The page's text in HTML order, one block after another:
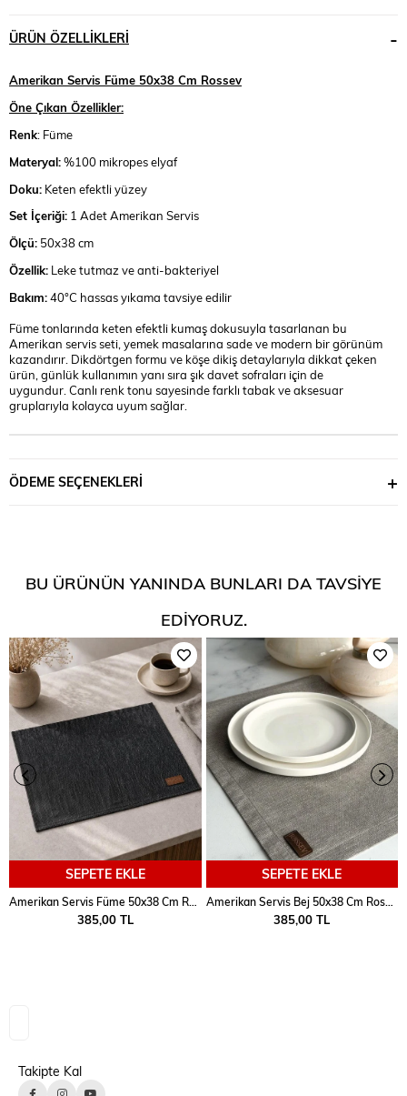
ÜRÜN ÖZELLIKLERI
Amerikan Servis Füme 50x38 Cm Rossev
Öne Çıkan Özellikler:
Renk: Füme
Materyal:%100 mikropes elyaf
Doku: Keten efektli yüzey
Set İçeriği: 1 Adet Amerikan Servis
Ölçü: 50x38 cm
Özellik: Leke tutmaz ve anti-bakteriyel
Bakım:40°C hassas yıkama tavsiye edilir
Füme tonlarında keten efektli kumaş dokusuyla tasarlanan bu
Amerikan servis seti, yemek masalarına sade ve modern bir görünüm
kazandırır. Dikdörtgen formu ve köşe dikiş detaylarıyla dikkat çeken
ürün, günlük kullanımın yanı sıra şık davet sofraları için de
uygundur. Canlı renk tonu sayesinde farklı tabak ve aksesuar
gruplarıyla kolayca uyum sağlar.
ÖDEME SEÇENEKLERI
BU ÜRÜNÜN YANINDA BUNLARI DA TAVSIYE
EDIYORUZ.
SEPETE EKLE
385,00 TL
SEPETE EKLE
Amerikan Servis Bej 50x38 Cm Rossev
385,00 TL
Takipte Kal